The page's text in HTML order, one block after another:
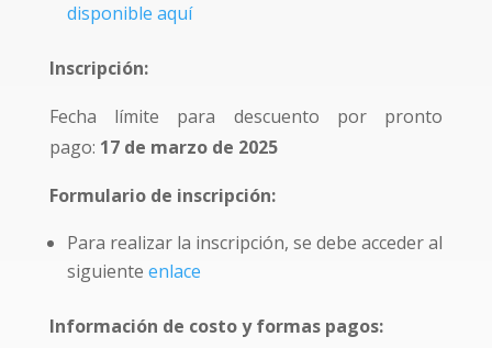
disponible aquí
Inscripción:
Fecha límite para descuento por pronto
pago: 17 de marzo de 2025
Formulario de inscripción:
Para realizar la inscripción, se debe acceder al
siguiente enlace
Información de costo y formas pagos: